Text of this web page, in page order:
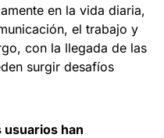
en la vida diaria,
el trabajo y
con la llegada de las
surgir desafíos
han